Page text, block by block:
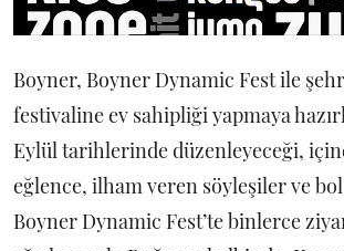
Boyner, Boyner Dynamic Fest ile
festivaline ev sahipliği yapmaya
Eylül tarihlerinde düzenleyeceği,
eğlence, ilham veren söyleşiler ve
Boyner Dynamic Fest’te binlerce